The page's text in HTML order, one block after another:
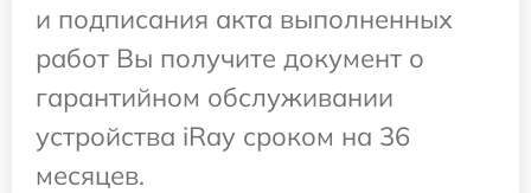
и подписания акта выполненных
работ Вы получите документ о
гарантийном обслуживании
устройства iRay сроком на 36
месяцев.